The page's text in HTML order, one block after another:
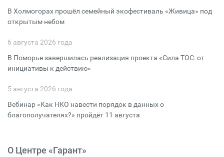
В Холмогорах прошёл семейный экофестиваль «Живица» под
открытым небом
6 августа 2026 года
В Поморье завершилась реализация проекта «Сила ТОС: от
инициативы к действию»
5 августа 2026 года
Вебинар «Как НКО навести порядок в данных о
благополучателях?» пройдёт 11 августа
О Центре «Гарант»